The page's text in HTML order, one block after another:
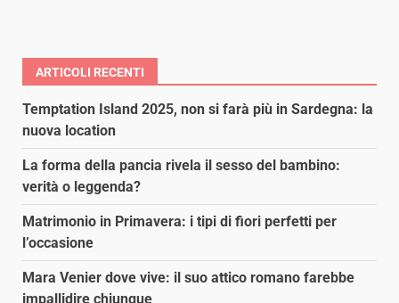
ARTICOLI RECENTI
Temptation Island 2025, non si farà più in Sardegna: la
nuova location
La forma della pancia rivela il sesso del bambino:
verità o leggenda?
Matrimonio in Primavera: i tipi di fiori perfetti per
l’occasione
Mara Venier dove vive: il suo attico romano farebbe
impallidire chiunque